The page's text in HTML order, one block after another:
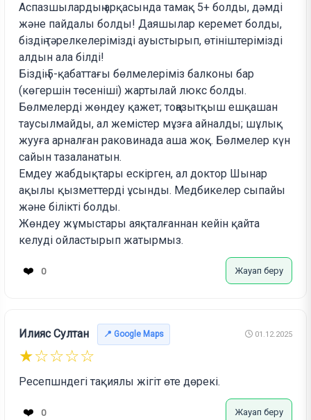
Аспазшылардың арқасында тамақ 5+ болды, дәмді
және пайдалы болды! Даяшылар керемет болды,
біздің тәрелкелерімізді ауыстырып, өтініштерімізді
алдын ала білді!
Біздің 5-қабаттағы бөлмелеріміз балконы бар
(көгершін төсеніші) жартылай люкс болды.
Бөлмелерді жөндеу қажет; тоңазытқыш ешқашан
таусылмайды, ал жемістер мұзға айналды; шұлық
жууға арналған раковинада аша жоқ. Бөлмелер күн
сайын тазаланатын.
Емдеу жабдықтары ескірген, ал доктор Шынар
ақылы қызметтерді ұсынды. Медбикелер сыпайы
және білікті болды.
Жөндеу жұмыстары аяқталғаннан кейін қайта
келуді ойластырып жатырмыз.
❤️ 0 Жауап беру
Илияс Султан 📍 Google Maps 01.12.2025
★☆☆☆☆
Ресепшндегі тақиялы жігіт өте дөрекі.
❤️ 0 Жауап беру